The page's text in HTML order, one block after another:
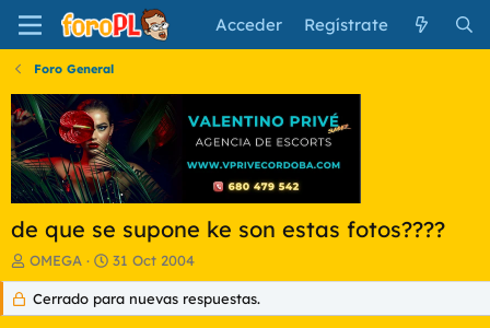
Acceder Regístrate
Foro General
de que se supone ke son estas fotos????
I
n
c
OMEGA
F
e
c
h
31 Oct 2004
Cerrado para nuevas respuestas.